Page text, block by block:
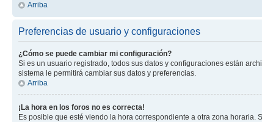
Arriba
Preferencias de usuario y configuraciones
¿Cómo se puede cambiar mi configuración?
Si es un usuario registrado, todos sus datos y configuraciones están
sistema le permitirá cambiar sus datos y preferencias.
Arriba
¡La hora en los foros no es correcta!
Es posible que esté viendo la hora correspondiente a otra zona horaria.